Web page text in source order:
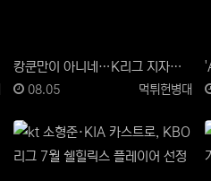
캉쿤만이 아니네…K리그 지자체구단 혈세로 비즈니스 타고 출장
등록자
먹튀헌병대
등록일
08.05